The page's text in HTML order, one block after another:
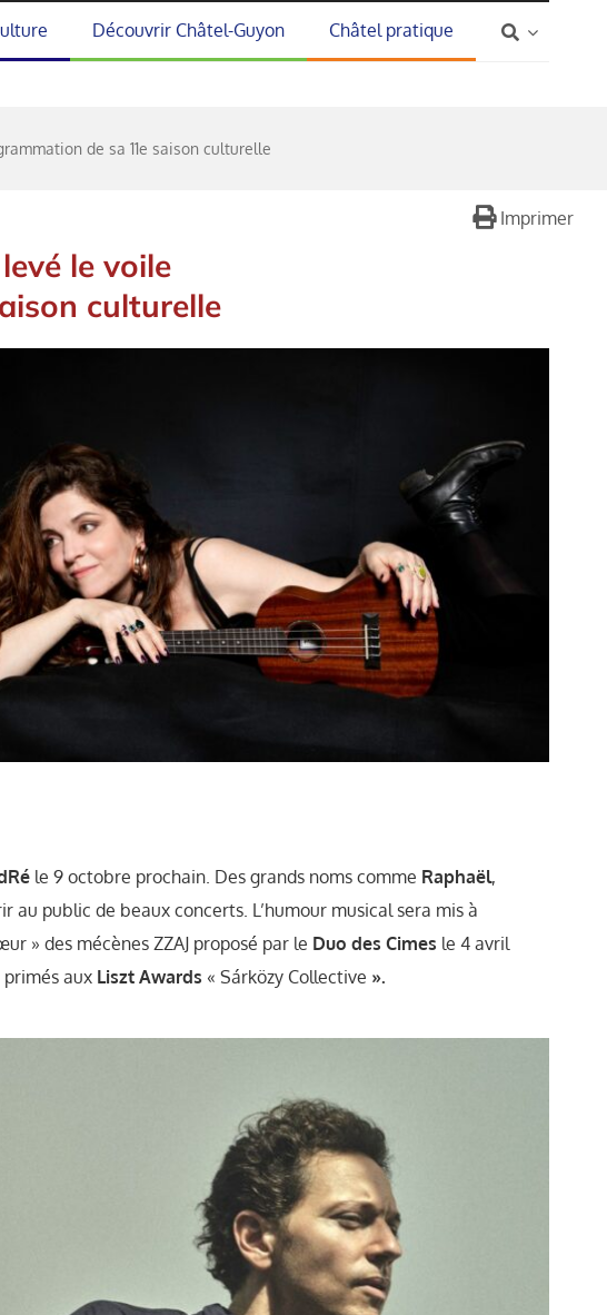
Découvrir Châtel-Guyon Châtel pratique
de sa 11e saison culturelle
Imprimer
le voile
culturelle
le 9 octobre prochain. Des grands noms comme Raphaël,
public de beaux concerts. L’humour musical sera mis à
» des mécènes ZZAJ proposé par le Duo des Cimes le 4 avril
aux Liszt Awards « Sárközy Collective ».